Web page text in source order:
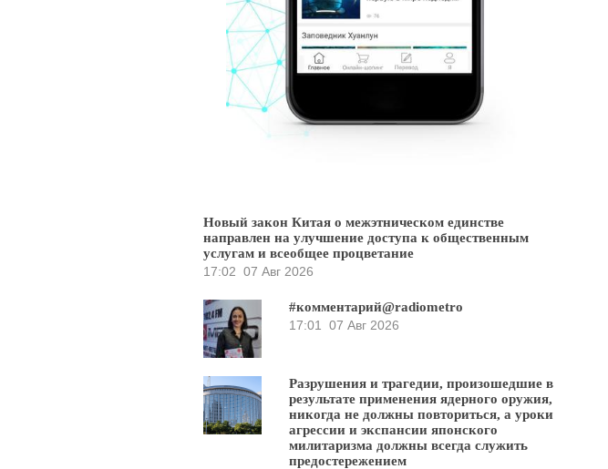
Новый закон Китая о межэтническом единстве
направлен на улучшение доступа к общественным
услугам и всеобщее процветание
17:02 07 Авг 2026
#комментарий@radiometro
17:01
07 Авг 2026
Разрушения и трагедии, произошедшие в
результате применения ядерного оружия,
никогда не должны повториться, а уроки
агрессии и экспансии японского
милитаризма должны всегда служить
предостережением